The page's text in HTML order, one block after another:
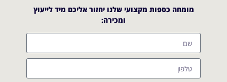
מומחה כספות מקצועי שלנו יחזור אליכם מיד לייעוץ
ומכירה:​